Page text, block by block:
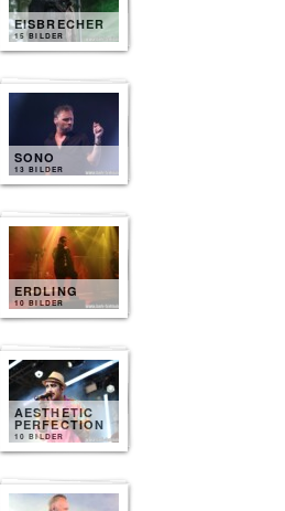
EISBRECHER
15 BILDER
SONO
13 BILDER
ERDLING
10 BILDER
AESTHETIC
PERFECTION
10 BILDER